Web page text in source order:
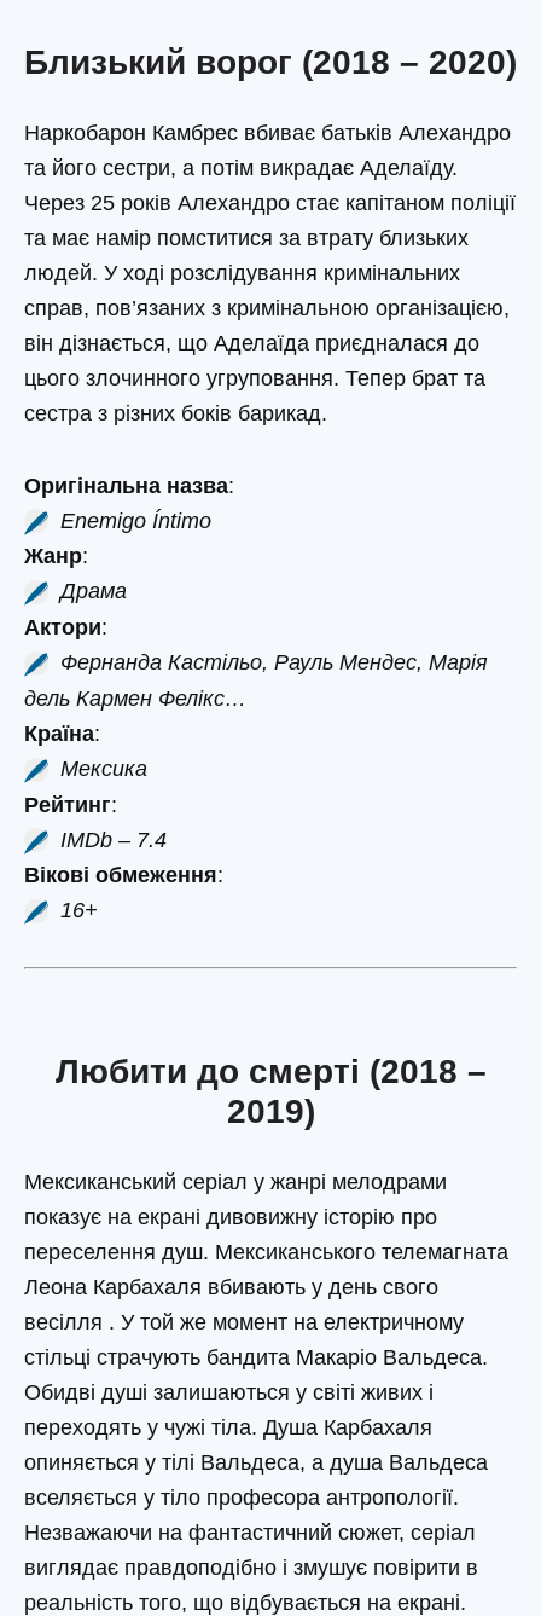
Близький ворог (2018 – 2020)
Наркобарон Камбрес вбиває батьків Алехандро
та його сестри, а потім викрадає Аделаїду.
Через 25 років Алехандро стає капітаном поліції
та має намір помститися за втрату близьких
людей. У ході розслідування кримінальних
справ, пов’язаних з кримінальною організацією,
він дізнається, що Аделаїда приєдналася до
цього злочинного угруповання. Тепер брат та
сестра з різних боків барикад.
Оригінальна назва:
Enemigo Íntimo
Жанр:
Драма
Актори:
Фернанда Кастільо, Рауль Мендес, Марія
дель Кармен Фелікс…
Країна:
Мексика
Рейтинг:
IMDb – 7.4
Вікові обмеження:
16+
Любити до смерті (2018 –
2019)
Мексиканський серіал у жанрі мелодрами
показує на екрані дивовижну історію про
переселення душ. Мексиканського телемагната
Леона Карбахаля вбивають у день свого
весілля . У той же момент на електричному
стільці страчують бандита Макаріо Вальдеса.
Обидві душі залишаються у світі живих і
переходять у чужі тіла. Душа Карбахаля
опиняється у тілі Вальдеса, а душа Вальдеса
вселяється у тіло професора антропології.
Незважаючи на фантастичний сюжет, серіал
виглядає правдоподібно і змушує повірити в
реальність того, що відбувається на екрані.